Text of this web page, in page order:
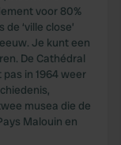
voor 80%
‘ville close’
Je kunt een
De Cathédral
in 1964 weer
musea die de
Malouin en